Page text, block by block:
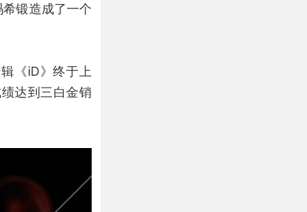
锻造成了一个
《iD》终于上
达到三白金销